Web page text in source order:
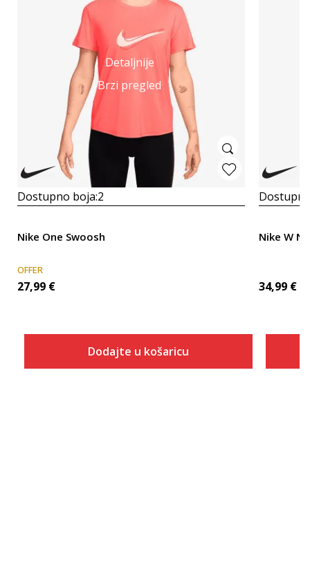
Detaljnije
Brzi pregled
Dostupno boja:2
Nike One Swoosh
OFFER
27,99 €
Dodajte u košaricu
Nike W
34,99 €